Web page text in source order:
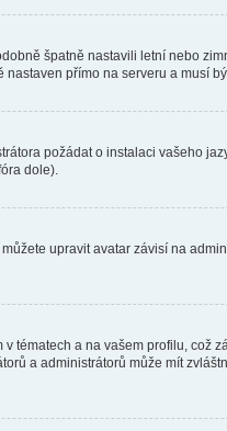
špatně nastavili letní nebo
přímo na serveru a musí
požádat o instalaci vašeho
dole).
upravit avatar závisí na
tématech a na vašem profilu, což
a administrátorů může mít